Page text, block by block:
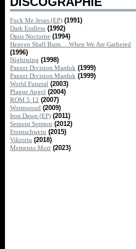
Fuck Me Jesus (EP) (1991)
Dark Endless (1992)
Opus Nocturne (1994)
Heaven Shall Burn… When We Are Gathered
(1996)
Nightwing (1998)
Panzer Division Marduk (1999)
Panzer Division Marduk (1999)
World Funeral (2003)
Plague Angel (2004)
ROM 5:12 (2007)
Wormwood (2009)
Iron Dawn (EP) (2011)
Serpent Sermon (2012)
Frontschwein (2015)
Viktoria (2018)
Memento Mori (2023)